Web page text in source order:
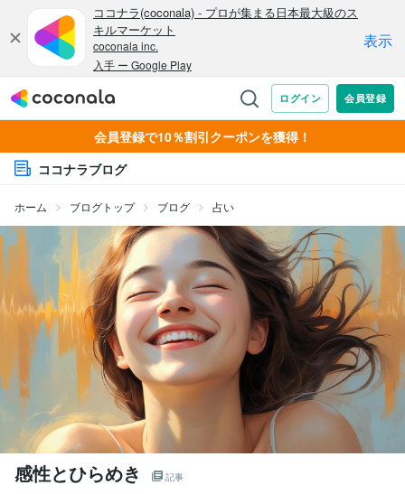
会員登録で10％割引クーポンを獲得！
ココナラブログ
ホーム ブログトップ ブログ 占い
感性とひらめき 記事